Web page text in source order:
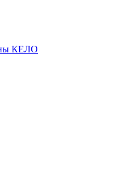
КЕЛО